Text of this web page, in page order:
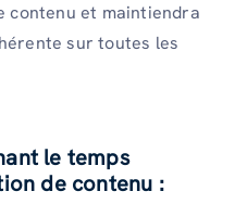
contenu et maintiendra
sur toutes les
le temps
de contenu :